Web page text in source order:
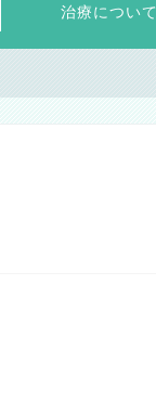
治療について